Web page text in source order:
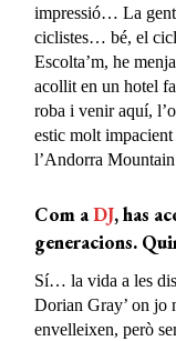
impressió… La gent
ciclistes… bé, el
Escolta’m, he
acollit en un hotel
roba i venir aquí,
estic molt
l’Andorra
Com aDJ, has
generacions.
Sí… la vida a les
Dorian Gray’ on jo
envelleixen, però